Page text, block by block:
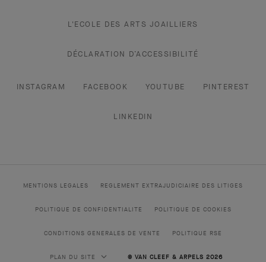
L'ECOLE DES ARTS JOAILLIERS
DÉCLARATION D’ACCESSIBILITÉ
INSTAGRAM FACEBOOK YOUTUBE PINTEREST
LINKEDIN
MENTIONS LEGALES REGLEMENT EXTRAJUDICIAIRE DES LITIGES
POLITIQUE DE CONFIDENTIALITE POLITIQUE DE COOKIES
CONDITIONS GENERALES DE VENTE POLITIQUE RSE
PLAN DU SITE © VAN CLEEF & ARPELS 2026